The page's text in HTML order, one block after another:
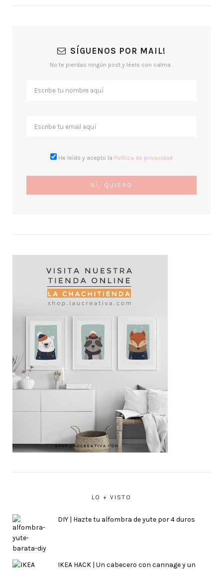
SÍGUENOS POR MAIL!
No te pierdas ningún post y léelo con calma .
He leído y acepto la Política de privacidad
LO + VISTO
DIY | Hazte tu alfombra de yute por 4 duros
IKEA HACK | Un cabecero con cannage y un